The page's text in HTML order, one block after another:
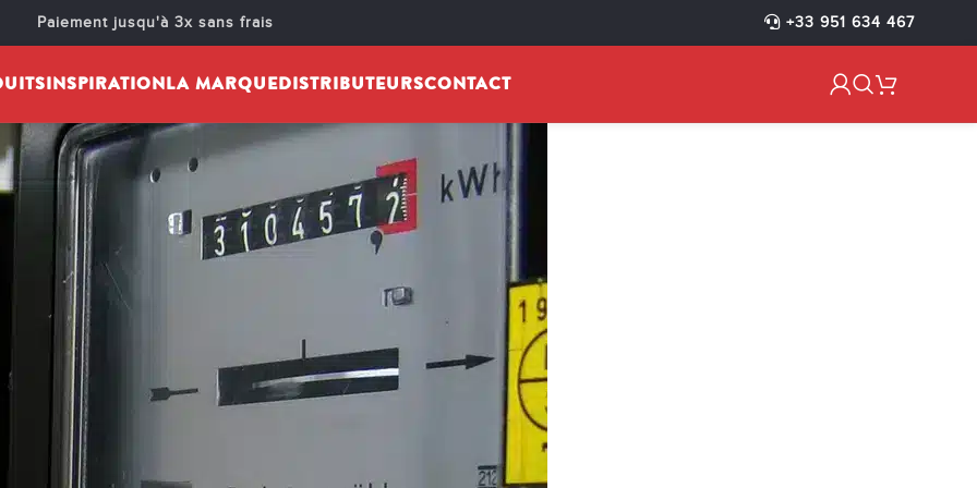
Paiement jusqu'à 3x sans frais +33 951 634 467
INSPIRATIONLA MARQUEDISTRIBUTEURSCONTACT